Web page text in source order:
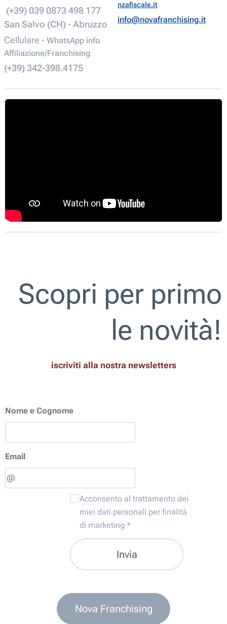
(+39) 039 0873 498 177
San Salvo (CH) - Abruzzo
Cellulare - WhatsApp info
Affiliazione/Franchising
(+39) 342-398.4175
nzafiscale.it
info@novafranchising.it
Scopri per primo
le novità!
iscriviti alla nostra newsletters
Nome e Cognome
Email
Acconsento al trattamento dei
miei dati personali per finalità
di marketing
Invia
Nova Franchising